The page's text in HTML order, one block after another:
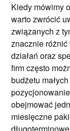
Kiedy mówimy
warto zwrócić
związanych z
znacznie
działań oraz
firm często
budżetu
obejmować
miesięczne